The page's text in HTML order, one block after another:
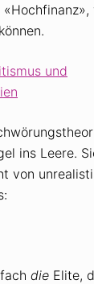
und
ins Leere.
von
die Elite,